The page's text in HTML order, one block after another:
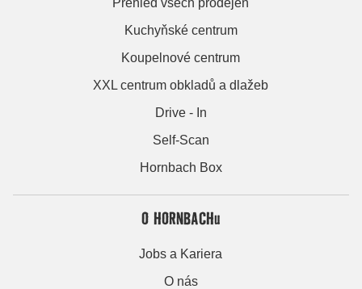
Kuchyňské centrum
Koupelnové centrum
XXL centrum obkladů a dlažeb
Drive - In
Self-Scan
Hornbach Box
O HORNBACHu
Jobs a Kariera
O nás